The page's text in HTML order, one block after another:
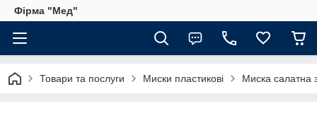
Фірма "Мед"
Товари та послуги Миски пластикові Миска салатна